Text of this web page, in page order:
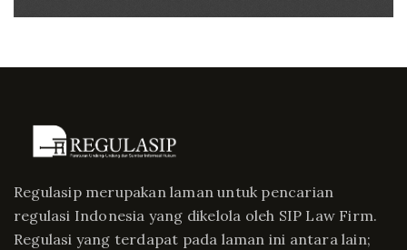
Regulasip merupakan laman untuk pencarian
regulasi Indonesia yang dikelola oleh SIP Law Firm.
Regulasi yang terdapat pada laman ini antara lain;